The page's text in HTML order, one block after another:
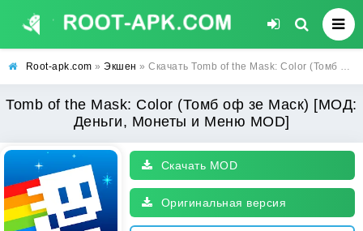
Root-apk.com » Экшен » Скачать Tomb of the Mask: Color (Томб оф зе Маск) [МОД: Деньги, Монеты и Меню MOD] | Взлом Tomb of the Mask: Color на Андроид
Tomb of the Mask: Color (Томб оф зе Маск) [МОД:
Деньги, Монеты и Меню MOD]
Скачать MOD
Оригинальная версия